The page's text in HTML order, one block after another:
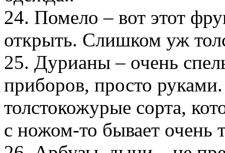
24. Помело – вот этот
открыть. Слишком уж
25. Дурианы – очень
приборов, просто
толстокожурые сорта,
с ножом-то бывает очень